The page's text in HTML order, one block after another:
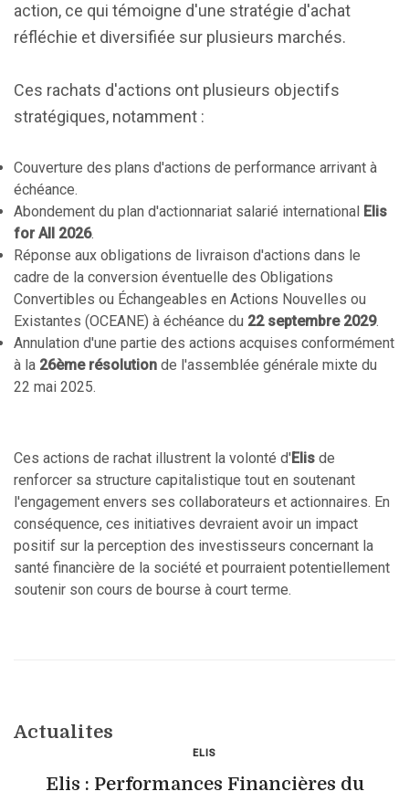
action, ce qui témoigne d'une stratégie d'achat
réfléchie et diversifiée sur plusieurs marchés.
Ces rachats d'actions ont plusieurs objectifs
stratégiques, notamment :
Couverture des plans d'actions de performance arrivant à
échéance.
Abondement du plan d'actionnariat salarié international Elis
for All 2026.
Réponse aux obligations de livraison d'actions dans le
cadre de la conversion éventuelle des Obligations
Convertibles ou Échangeables en Actions Nouvelles ou
Existantes (OCEANE) à échéance du 22 septembre 2029.
Annulation d'une partie des actions acquises conformément
à la 26ème résolution de l'assemblée générale mixte du
22 mai 2025.
Ces actions de rachat illustrent la volonté d'Elis de
renforcer sa structure capitalistique tout en soutenant
l'engagement envers ses collaborateurs et actionnaires. En
conséquence, ces initiatives devraient avoir un impact
positif sur la perception des investisseurs concernant la
santé financière de la société et pourraient potentiellement
soutenir son cours de bourse à court terme.
Actualites
ELIS
Elis : Performances Financières du